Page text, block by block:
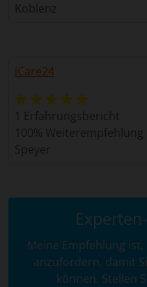
Koblenz
iCare24
1 Erfahrungsbericht
100% Weiterempfehlung
Speyer
Meine Empfehlung
anzufordern, damit
können. Stellen